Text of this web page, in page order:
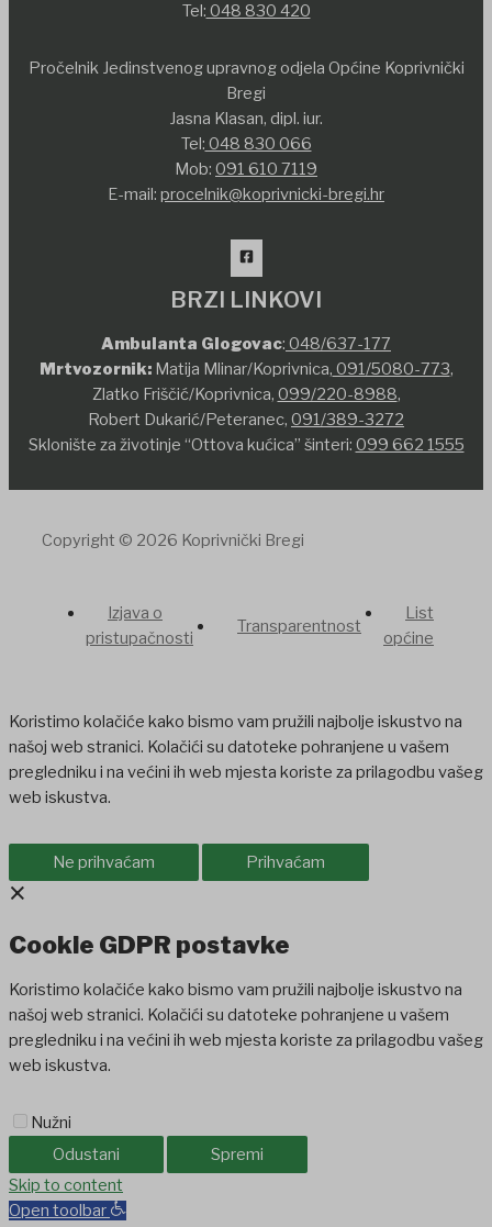
Tel: 048 830 420
Pročelnik Jedinstvenog upravnog odjela Općine Koprivnički
Bregi
Jasna Klasan, dipl. iur.
Tel: 048 830 066
Mob: 091 610 7119
E-mail: procelnik@koprivnicki-bregi.hr
BRZI LINKOVI
Ambulanta Glogovac: 048/637-177
Mrtvozornik:Matija Mlinar/Koprivnica, 091/5080-773,
Zlatko Friščić/Koprivnica, 099/220-8988,
Robert Dukarić/Peteranec, 091/389-3272
Sklonište za životinje “Ottova kućica” šinteri: 099 662 1555
Copyright © 2026 Koprivnički Bregi
Izjava o
pristupačnosti
Transparentnost
List
općine
Koristimo kolačiće kako bismo vam pružili najbolje iskustvo na
našoj web stranici. Kolačići su datoteke pohranjene u vašem
pregledniku i na većini ih web mjesta koriste za prilagodbu vašeg
web iskustva.
Ne prihvaćam Prihvaćam
×
Cookie GDPR postavke
Koristimo kolačiće kako bismo vam pružili najbolje iskustvo na
našoj web stranici. Kolačići su datoteke pohranjene u vašem
pregledniku i na većini ih web mjesta koriste za prilagodbu vašeg
web iskustva.
Nužni
Odustani
Spremi
Holiganbet
Skip to content
Open toolbar